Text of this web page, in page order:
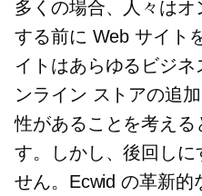
多くの場合、人々は
する前に Web サイト
イトはあらゆるビジ
ンライン ストアの追
性があることを考える
す。しかし、後回しに
せん。Ecwid の革新的